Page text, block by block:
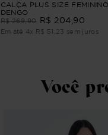
CALÇA PLUS SIZE
DENGO
R$ 269,90 R$ 204 90
Em até 4x R$ 51 23 sem juros
Você